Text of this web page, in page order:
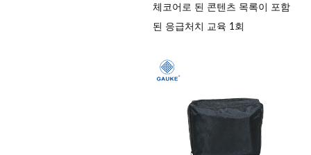
체코어로 된 콘텐츠 목록이 포함
된 응급처치 교육 1회